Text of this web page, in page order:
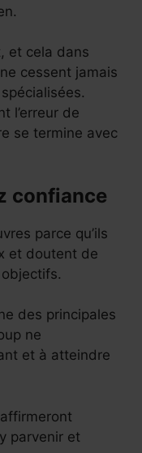
et cela dans
cessent jamais
l’erreur de
se termine avec
confiance
parce qu’ils
et doutent de
des principales
ne
et à atteindre
parvenir et